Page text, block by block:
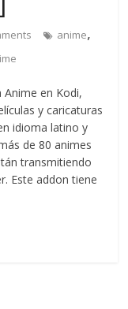
anime,
en Kodi,
y caricaturas
idioma latino y
de 80 animes
transmitiendo
Este addon tiene